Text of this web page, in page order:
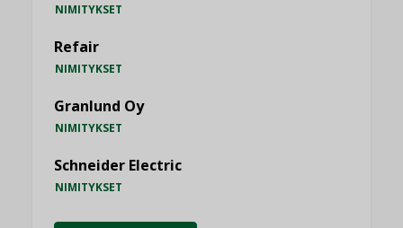
NIMITYKSET
Refair
NIMITYKSET
Granlund Oy
NIMITYKSET
Schneider Electric
NIMITYKSET